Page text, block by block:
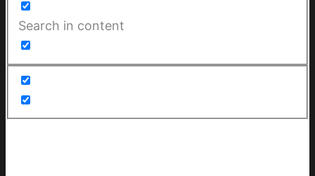
Search in content